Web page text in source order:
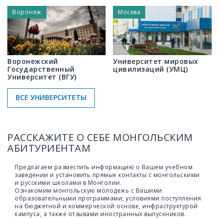
Воронежский
Государственный
Университет (ВГУ)
Воронеж
Университет мировых
цивилизаций (УМЦ)
Москва
ВСЕ УНИВЕРСИТЕТЫ
РАССКАЖИТЕ О СЕБЕ МОНГОЛЬСКИМ
АБИТУРИЕНТАМ
Предлагаем разместить информацию о Вашем учебном
заведении и установить прямые контакты с монгольскими
и русскими школами в Монголии.
Ознакомим монгольскую молодежь с Вашими
образовательными программами, условиями поступления
на бюджетной и коммерческой основе, инфраструктурой
кампуса, а также отзывами иностранных выпускников.